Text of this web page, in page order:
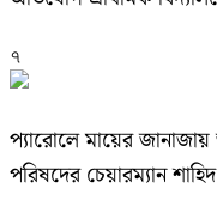
৭
প্যারোলে মায়ের
পরিষদের চেয়ারম্যান